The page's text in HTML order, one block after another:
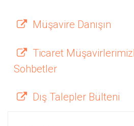
Müşavire Danışın
Ticaret
Sohbetler
Dış Talepler Bülteni